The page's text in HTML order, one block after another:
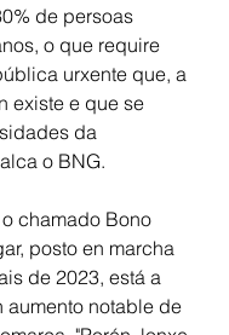
de persoas
o que require
urxente que, a
existe e que se
da
o BNG.
chamado Bono
posto en marcha
de 2023, está a
aumento notable de